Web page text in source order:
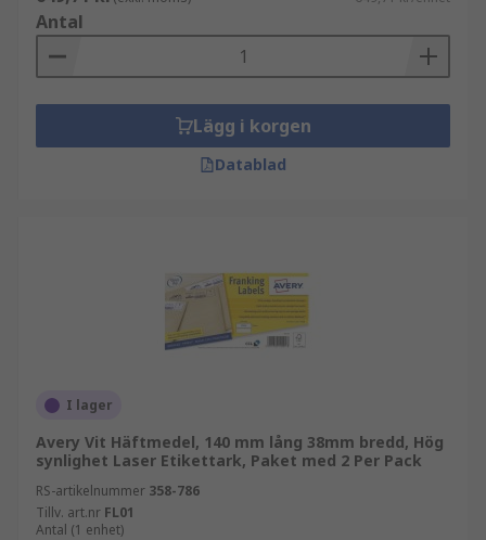
Antal
Lägg i korgen
Datablad
I lager
Avery Vit Häftmedel, 140 mm lång 38mm bredd, Hög
synlighet Laser Etikettark, Paket med 2 Per Pack
RS-artikelnummer 358-786
Tillv. art.nr FL01
Antal (1 enhet)